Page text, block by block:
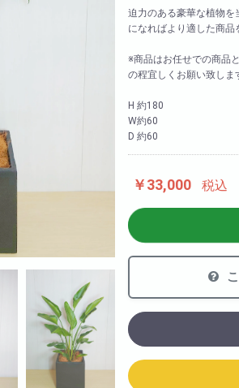
FAX注文用紙
カタログ請求
配達可能エリア
スタッフブログ
胡蝶蘭の値段や相場
迫力のある豪華な植物を
になればより適した商品
※商品はお任せでの商品
の程宜しくお願い致しま
H 約180
W約60
D 約60
￥33,000 税込